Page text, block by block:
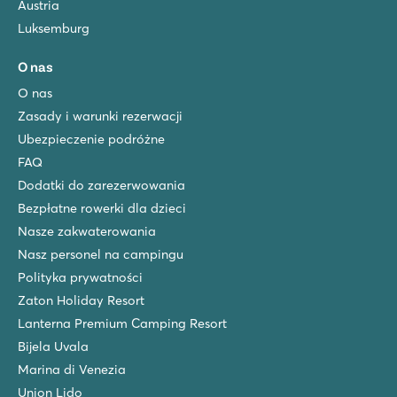
★ ★ ★ ★
Duży kompleks basenów ze zjeżdżalniami oraz lagunowy
Zarezerwuj luksusowe mobile home'y w wolnej od
Odwiedź winnice obok kempingu
De Twee Bruggen
De Twee Bruggen
Holandia - - Geldria - Winterswijk
★ ★ ★ ★
Basen kryty i zewnętrzny ze zjeżdżalniami
Park rozrywki Bumblebee World oddalony o zaledwie 20
Raj dla miłośników przyrody
Pra'delle Torri
Pra'delle Torri
Włochy - Północne Włochy - Wybrzeże Adriatyku - Caorle
★ ★ ★
Austria
Luksemburg
O nas
O nas
Zasady i warunki rezerwacji
Ubezpieczenie podróżne
FAQ
Dodatki do zarezerwowania
Bezpłatne rowerki dla dzieci
Nasze zakwaterowania
Nasz personel na campingu
Polityka prywatności
Zaton Holiday Resort
Lanterna Premium Camping Resort
Bijela Uvala
Marina di Venezia
Union Lido